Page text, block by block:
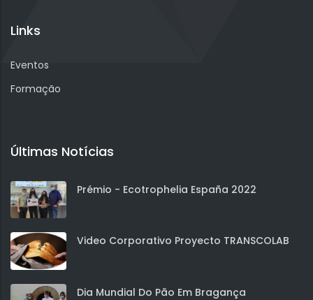
Links
Eventos
Formação
Últimas Notícias
Prémio - Ecotrophelia España 2022
Video Corporativo Proyecto TRANSCOLAB
Dia Mundial Do Pão Em Bragança